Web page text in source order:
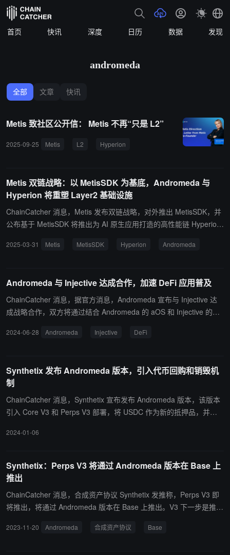
首页 快讯 深度 日历 数据 发现
andromeda
全部 文章 快讯
Metis 致社区公开信： Metis 不再“只是 L2”
2025-09-25 Metis L2 Hyperion 基础设施
Metis 双链战略：以 MetisSDK 为基底，Andromeda 与
Hyperion 将重塑 Layer2 基础设施
ChainCatcher 消息，Metis 发布双链战略，对外推出 MetisSDK，并
公布基于 MetisSDK 将推出为 AI 原生应用打造的高性能链 Hyperio
isSDK 为基底，为全区块链生态提供可扩展的高性能解决方案。借
的去中心化基础设施的第一步，已实现完整的去中心化排序器节点架
构，采用 Optimistic Rollup 技术，专注通用场景（如 DeFi、企业应
用），保障安全与去中心化。Hyperion 基于 MetisSDK，由 MetisV
无缝交互；METIS 代币将作为双链的原生 Gas Token。 据悉，Hype
2025-03-31 Metis MetisSDK Hyperion Andromeda
Andromeda 与 Injective 达成合作，加速 DeFi 应用普及
ChainCatcher 消息，据官方消息，Andromeda 宣布与 Injective 达
成战略合作，双方将通过结合 Andromeda 的 aOS 和 Injective 的高
合、先进的 DeFi 应用、资产通证化管理和数字资产的简化分割。 据
2024-06-28 Andromeda Injective DeFi
Synthetix 发布 Andromeda 版本，引入代币回购和销毁机
制
ChainCatcher 消息，Synthetix 宣布发布 Andromeda 版本，该版本
引入 Core V3 和 Perps V3 部署，将 USDC 作为新的抵押品，并扩
费用，实施 SNX 代币的回购和销毁机制。根据 SIP-345，在 Base 上
合约执行，该策略旨在有效地分配 Synthetix 多链部署中的费用收
入。
2024-01-06
Synthetix：Perps V3 将通过 Andromeda 版本在 Base 上
推出
ChainCatcher 消息，合成资产协议 Synthetix 发推称，Perps V3 即
将推出，将通过 Andromeda 版本在 Base 上推出。V3 下一步是推出
2023-11-20 Andromeda 合成资产协议 Base